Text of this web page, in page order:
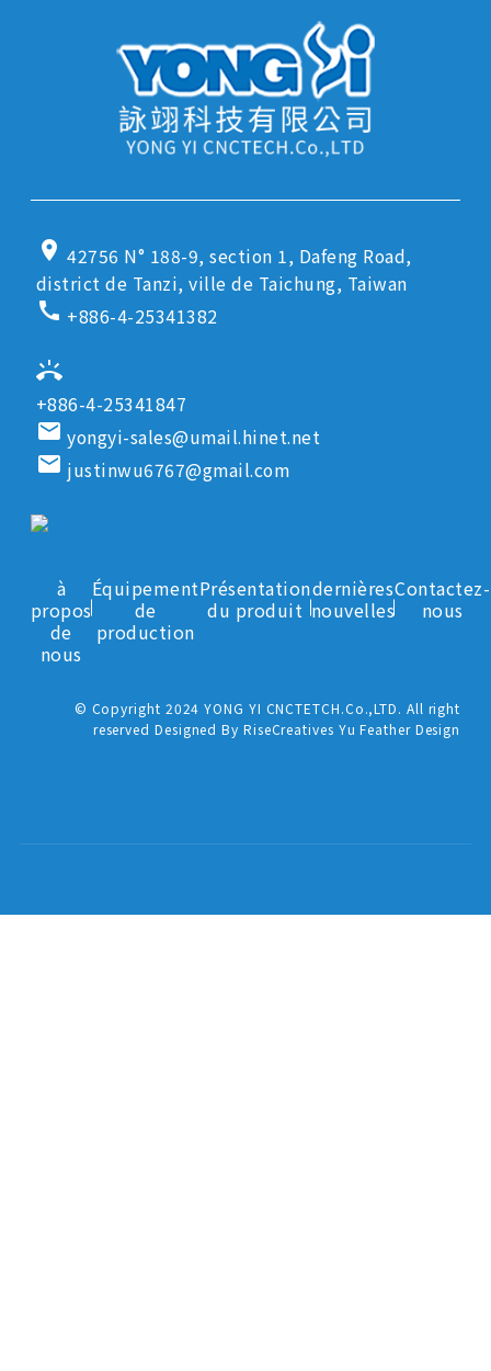
location_on 42756 N° 188-9, section 1, Dafeng Road,
district de Tanzi, ville de Taichung, Taiwan
call +886-4-25341382
ring_volume
+886-4-25341847
email yongyi-sales@umail.hinet.net
email justinwu6767@gmail.com
à
propos
de
nous
Équipement
de
production
Présentation
du produit
dernières
nouvelles
Contactez-
nous
© Copyright 2024 YONG YI CNCTETCH.Co.,LTD. All right
reserved Designed By RiseCreatives Yu Feather Design